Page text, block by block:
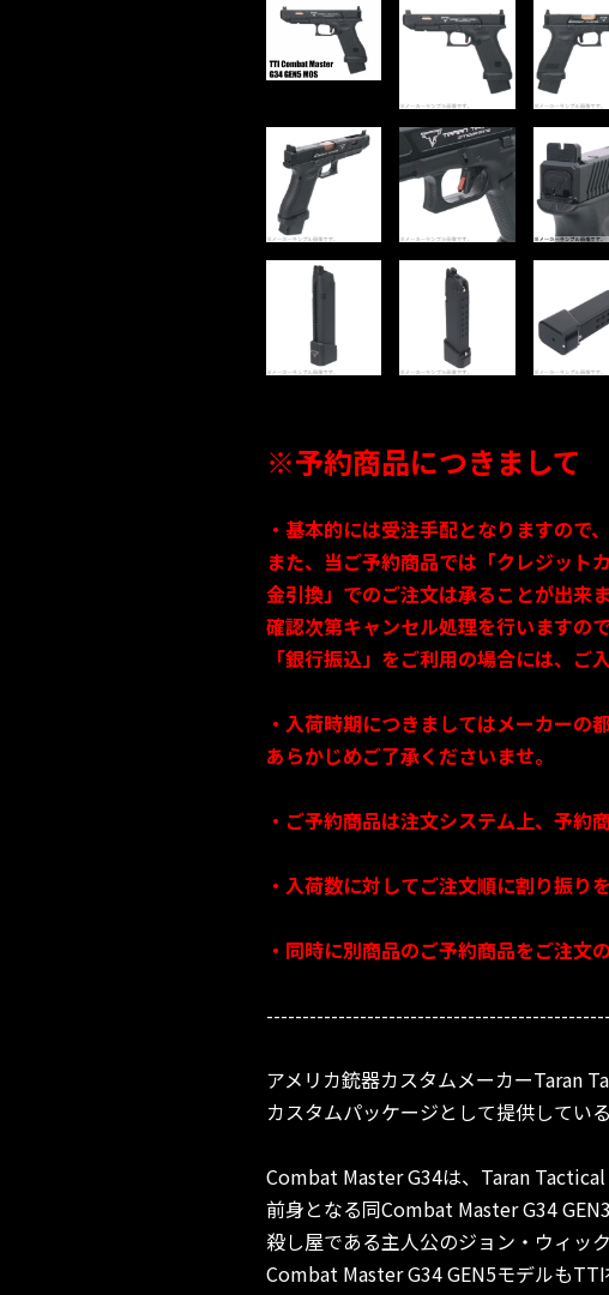
※予約商品につきまして
・基本的には受注手配となりますので
また、当ご予約商品では「クレジット
金引換」でのご注文は承ることが出来ま
確認次第キャンセル処理を行いますの
「銀行振込」をご利用の場合には、ご
・入荷時期につきましてはメーカーの
あらかじめご了承くださいませ。
・ご予約商品は注文システム上、予約
・入荷数に対してご注文順に割り振り
・同時に別商品のご予約商品をご注文
アメリカ銃器カスタムメーカーTaran
カスタムパッケージとして提供してい
Combat Master G34は、Taran
前身となる同Combat Master G34
殺し屋である主人公のジョン・ウィッ
Combat Master G34 GEN5モデルもTTI